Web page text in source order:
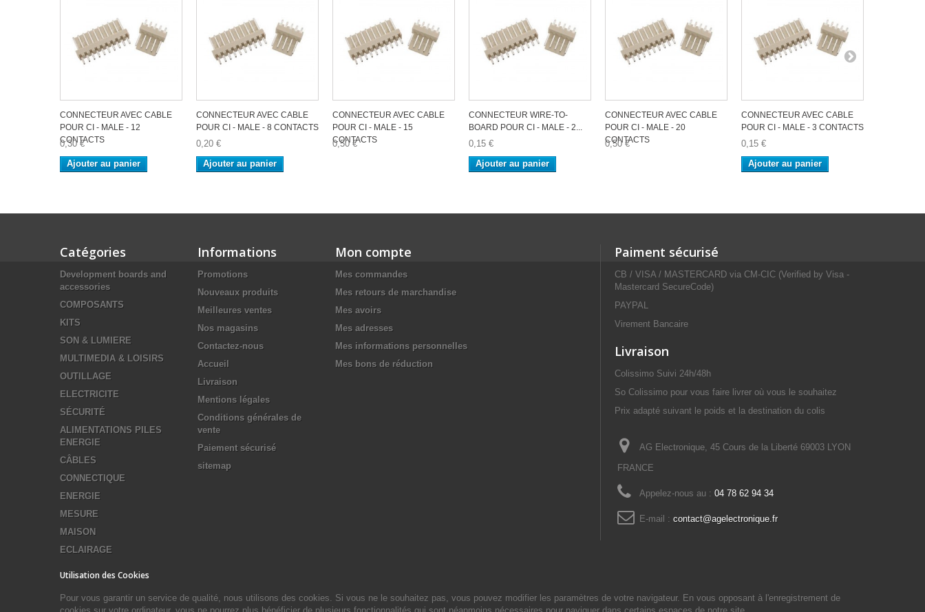
CONNECTEUR AVEC CABLE
POUR CI - MALE - 12
CONTACTS
0,30 €
Ajouter au panier
CONNECTEUR AVEC CABLE
POUR CI - MALE - 8 CONTACTS
0,20 €
Ajouter au panier
CONNECTEUR AVEC CABLE
POUR CI - MALE - 15
CONTACTS
0,50 €
CONNECTEUR WIRE-TO-
BOARD POUR CI - MALE - 2...
0,15 €
Ajouter au panier
CONNECTEUR AVEC CABLE
POUR CI - MALE - 20
CONTACTS
0,50 €
CONNECTEUR AVEC CABLE
POUR CI - MALE - 3 CONTACTS
0,15 €
Ajouter au panier
Catégories
Development boards and
accessories
COMPOSANTS
KITS
SON & LUMIERE
MULTIMEDIA & LOISIRS
OUTILLAGE
ELECTRICITE
SÉCURITÉ
ALIMENTATIONS PILES
ENERGIE
CÂBLES
CONNECTIQUE
ENERGIE
MESURE
MAISON
ECLAIRAGE
Informations
Promotions
Nouveaux produits
Meilleures ventes
Nos magasins
Contactez-nous
Accueil
Livraison
Mentions légales
Conditions générales de
vente
Paiement sécurisé
sitemap
Mon compte
Mes commandes
Mes retours de marchandise
Mes avoirs
Mes adresses
Mes informations personnelles
Mes bons de réduction
Paiment sécurisé
CB / VISA / MASTERCARD via CM-CIC (Verified by Visa -
Mastercard SecureCode)
PAYPAL
Virement Bancaire
Livraison
Colissimo Suivi 24h/48h
So Colissimo pour vous faire livrer où vous le souhaitez
Prix adapté suivant le poids et la destination du colis
AG Electronique, 45 Cours de la Liberté 69003 LYON
FRANCE
Appelez-nous au : 04 78 62 94 34
E-mail : contact@agelectronique.fr
Utilisation des Cookies
Pour vous garantir un service de qualité, nous utilisons des cookies. Si vous ne le souhaitez pas, vous pouvez modifier les paramètres de votre navigateur. En vous opposant à l'enregistrement de